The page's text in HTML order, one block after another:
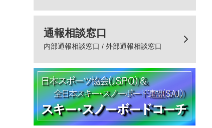
通報相談窓口
内部通報相談窓口 / 外部通報相談窓口